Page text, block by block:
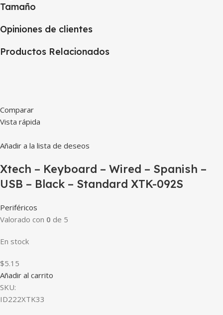
Tamaño
Opiniones de clientes
Productos Relacionados
Comparar
Vista rápida
Añadir a la lista de deseos
Xtech – Keyboard – Wired – Spanish –
USB – Black – Standard XTK-092S
Periféricos
Valorado con 0 de 5
En stock
$5.15
Añadir al carrito
SKU:
ID222XTK33